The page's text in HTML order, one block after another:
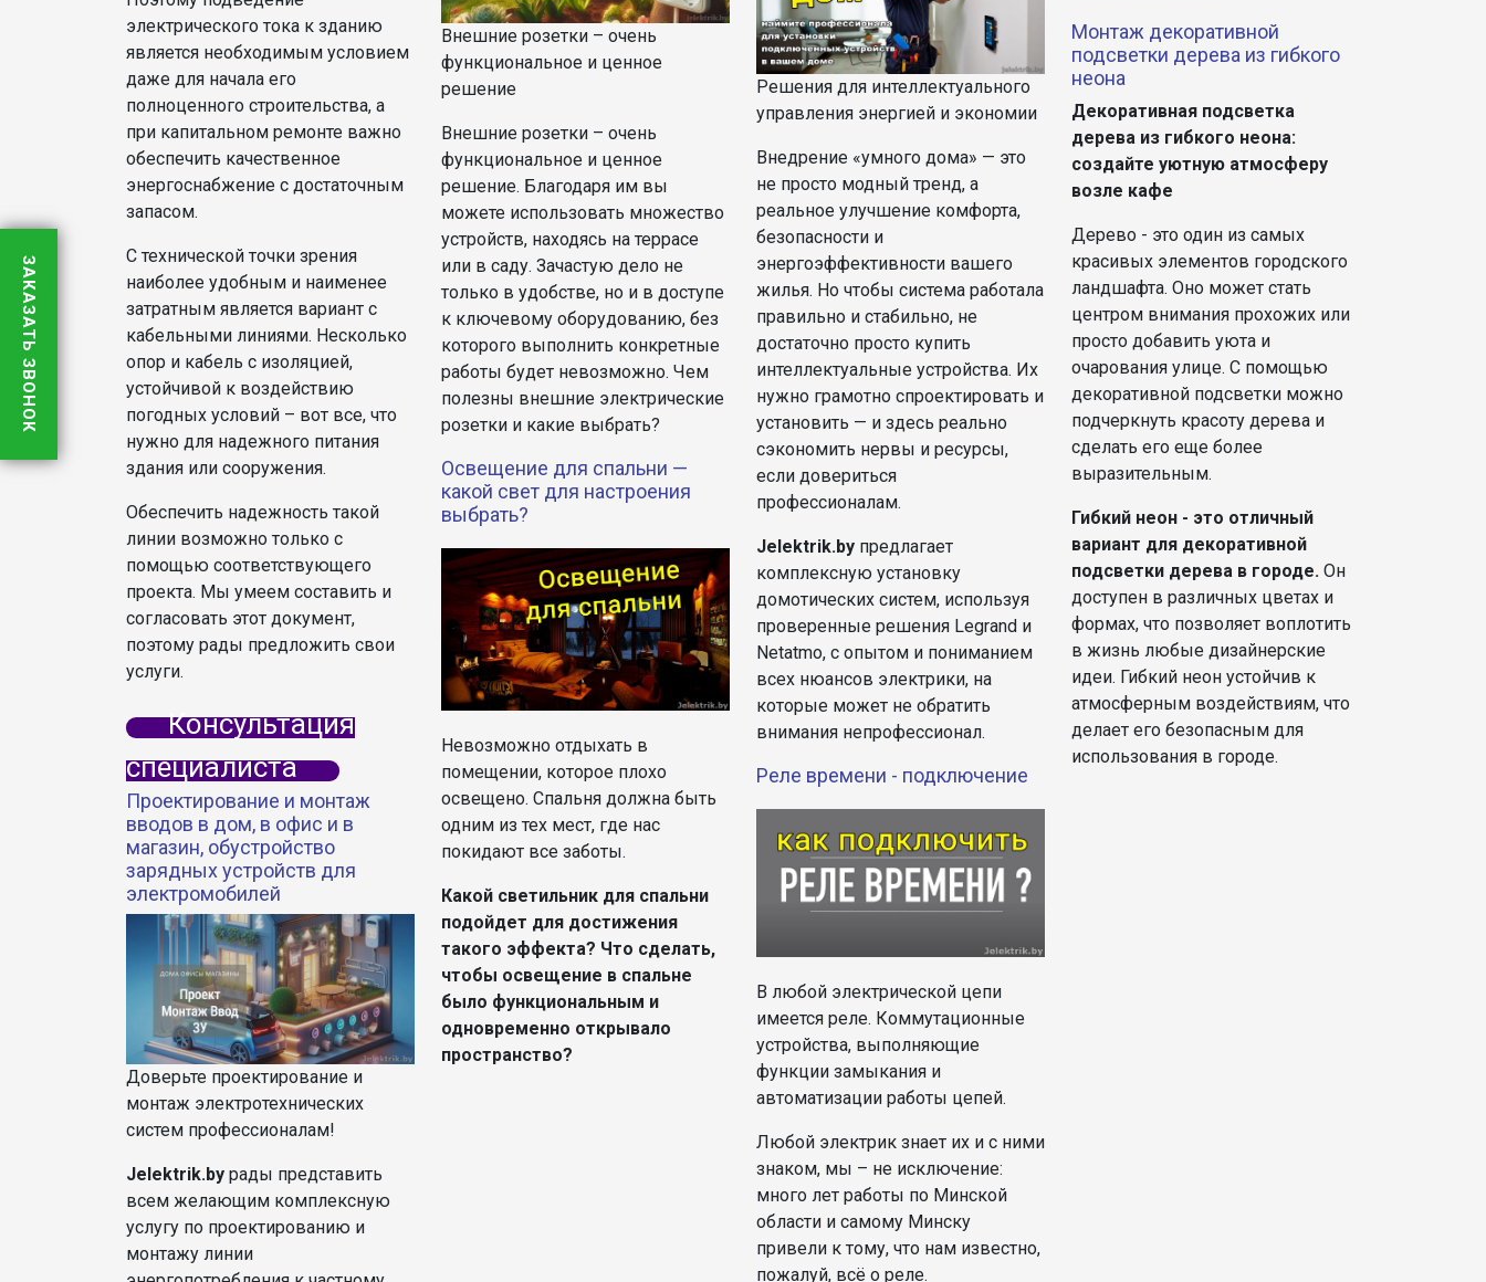
электрического тока к зданию
является необходимым условием
даже для начала его
полноценного строительства, а
при капитальном ремонте важно
обеспечить качественное
энергоснабжение с достаточным
запасом.
С технической точки зрения
наиболее удобным и наименее
затратным является вариант с
кабельными линиями. Несколько
опор и кабель с изоляцией,
устойчивой к воздействию
погодных условий – вот все, что
нужно для надежного питания
здания или сооружения.
Обеспечить надежность такой
линии возможно только с
помощью соответствующего
проекта. Мы умеем составить и
согласовать этот документ,
поэтому рады предложить свои
услуги.
Консультация
специалиста
Проектирование и монтаж
вводов в дом, в офис и в
магазин, обустройство
зарядных устройств для
электромобилей
Доверьте проектирование и
монтаж электротехнических
систем профессионалам!
Jelektrik.by рады представить
всем желающим комплексную
услугу по проектированию и
монтажу линии
Внешние розетки – очень
функциональное и ценное
решение
Внешние розетки – очень
функциональное и ценное
решение. Благодаря им вы
можете использовать множество
устройств, находясь на террасе
или в саду. Зачастую дело не
только в удобстве, но и в доступе
к ключевому оборудованию, без
которого выполнить конкретные
работы будет невозможно. Чем
полезны внешние электрические
розетки и какие выбрать?
Освещение для спальни —
какой свет для настроения
выбрать?
Невозможно отдыхать в
помещении, которое плохо
освещено. Спальня должна быть
одним из тех мест, где нас
покидают все заботы.
Какой светильник для спальни
подойдет для достижения
такого эффекта? Что сделать,
чтобы освещение в спальне
было функциональным и
одновременно открывало
пространство?
Решения для интеллектуального
управления энергией и экономии
Внедрение «умного дома» — это
не просто модный тренд, а
реальное улучшение комфорта,
безопасности и
энергоэффективности вашего
жилья. Но чтобы система работала
правильно и стабильно, не
достаточно просто купить
интеллектуальные устройства. Их
нужно грамотно спроектировать и
установить — и здесь реально
сэкономить нервы и ресурсы,
если довериться
профессионалам.
Jelektrik.by предлагает
комплексную установку
домотических систем, используя
проверенные решения Legrand и
Netatmo, с опытом и пониманием
всех нюансов электрики, на
которые может не обратить
внимания непрофессионал.
Реле времени - подключение
В любой электрической цепи
имеется реле. Коммутационные
устройства, выполняющие
функции замыкания и
автоматизации работы цепей.
Любой электрик знает их и с ними
знаком, мы – не исключение:
много лет работы по Минской
области и самому Минску
привели к тому, что нам известно,
пожалуй, всё о реле.
Монтаж декоративной
подсветки дерева из гибкого
неона
Декоративная подсветка
дерева из гибкого неона:
создайте уютную атмосферу
возле кафе
Дерево - это один из самых
красивых элементов городского
ландшафта. Оно может стать
центром внимания прохожих или
просто добавить уюта и
очарования улице. С помощью
декоративной подсветки можно
подчеркнуть красоту дерева и
сделать его еще более
выразительным.
Гибкий неон - это отличный
вариант для декоративной
подсветки дерева в городе. Он
доступен в различных цветах и
формах, что позволяет воплотить
в жизнь любые дизайнерские
идеи. Гибкий неон устойчив к
атмосферным воздействиям, что
делает его безопасным для
использования в городе.
ЗАКАЗАТЬ ЗВОНОК